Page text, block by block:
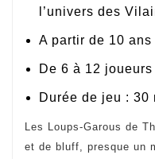
l’univers des
A partir de 10 ans
De 6 à 12 joueurs
Durée de jeu : 30
Les Loups-Garous de
et de bluff, presque un